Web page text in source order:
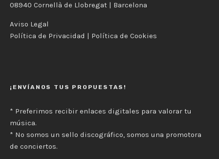
08940 Cornellà de Llobregat | Barcelona
Aviso Legal
Política de Privacidad | Política de Cookies
¡ENVÍANOS TUS PROPUESTAS!
* Preferimos recibir enlaces digitales para valorar tu
música.
* No somos un sello discográfico, somos una promotora
de conciertos.